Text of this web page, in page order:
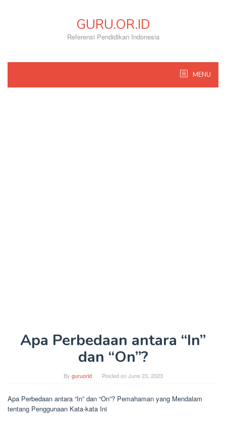
GURU.OR.ID
Referensi Pendidikan Indonesia
MENU
Apa Perbedaan antara “In”
dan “On”?
By guruorid Posted onJune 23, 2023
Apa Perbedaan antara “In” dan “On”? Pemahaman yang Mendalam
tentang Penggunaan Kata-kata Ini